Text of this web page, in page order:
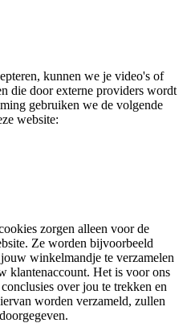
kunnen we je video's of
die door externe providers wordt
gebruiken we de volgende
website:
zorgen alleen voor de
Ze worden bijvoorbeeld
winkelmandje te verzamelen
klantenaccount. Het is voor ons
over jou te trekken en
worden verzameld, zullen